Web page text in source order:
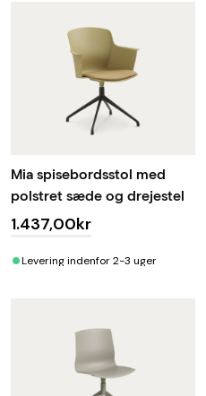
Mia spisebordsstol med
polstret sæde og drejestel
1.437,00kr
•Levering indenfor 2-3 uger